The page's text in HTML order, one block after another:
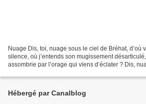
Nuage Dis, toi, nuage sous le ciel de Bréhat, d’où
silence, où j’entends son mugissement
assombrie par l’orage qui viens d’éclater ? Dis,
Hébergé par Canalblog